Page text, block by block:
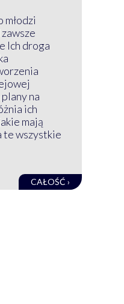
Ich droga
na
ich
mają
te wszystkie
CAŁOŚĆ ›